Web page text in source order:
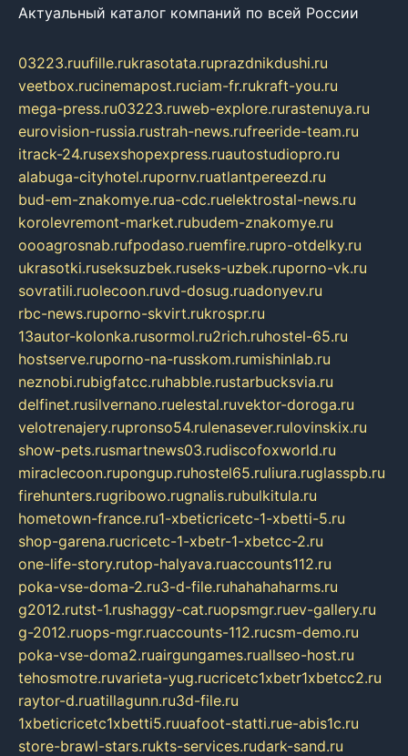
Актуальный каталог компаний по всей России
03223.ruufille.rukrasotata.ruprazdnikdushi.ru
veetbox.rucinemapost.ruciam-fr.rukraft-you.ru
mega-press.ru03223.ruweb-explore.rurastenuya.ru
eurovision-russia.rustrah-news.rufreeride-team.ru
itrack-24.rusexshopexpress.ruautostudiopro.ru
alabuga-cityhotel.rupornv.ruatlantpereezd.ru
bud-em-znakomye.rua-cdc.ruelektrostal-news.ru
korolevremont-market.rubudem-znakomye.ru
oooagrosnab.rufpodaso.ruemfire.rupro-otdelky.ru
ukrasotki.ruseksuzbek.ruseks-uzbek.ruporno-vk.ru
sovratili.ruolecoon.ruvd-dosug.ruadonyev.ru
rbc-news.ruporno-skvirt.rukrospr.ru
13autor-kolonka.rusormol.ru2rich.ruhostel-65.ru
hostserve.ruporno-na-russkom.rumishinlab.ru
neznobi.rubigfatcc.ruhabble.rustarbucksvia.ru
delfinet.rusilvernano.ruelestal.ruvektor-doroga.ru
velotrenajery.rupronso54.rulenasever.rulovinskix.ru
show-pets.rusmartnews03.rudiscofoxworld.ru
miraclecoon.rupongup.ruhostel65.ruliura.ruglasspb.ru
firehunters.rugribowo.rugnalis.rubulkitula.ru
hometown-france.ru1-xbeticricetc-1-xbetti-5.ru
shop-garena.rucricetc-1-xbetr-1-xbetcc-2.ru
one-life-story.rutop-halyava.ruaccounts112.ru
poka-vse-doma-2.ru3-d-file.ruhahahaharms.ru
g2012.rutst-1.rushaggy-cat.ruopsmgr.ruev-gallery.ru
g-2012.ruops-mgr.ruaccounts-112.rucsm-demo.ru
poka-vse-doma2.ruairgungames.ruallseo-host.ru
tehosmotre.ruvarieta-yug.rucricetc1xbetr1xbetcc2.ru
raytor-d.ruatillagunn.ru3d-file.ru
1xbeticricetc1xbetti5.ruuafoot-statti.rue-abis1c.ru
store-brawl-stars.rukts-services.rudark-sand.ru